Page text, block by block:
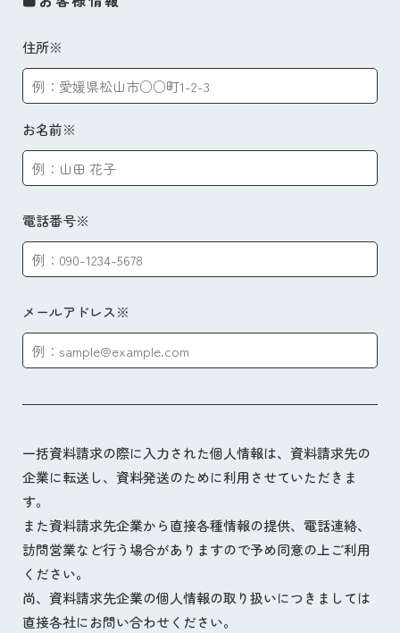
住所※
お名前※
電話番号※
メールアドレス※
一括資料請求の際に入力された個人情報は、資料請求先の
企業に転送し、資料発送のために利用させていただきま
す。
また資料請求先企業から直接各種情報の提供、電話連絡、
訪問営業など行う場合がありますので予め同意の上ご利用
ください。
尚、資料請求先企業の個人情報の取り扱いにつきましては
直接各社にお問い合わせください。